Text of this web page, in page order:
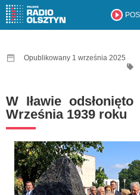
Opublikowany 1 września 2025
W Iławie
Września 1939 roku